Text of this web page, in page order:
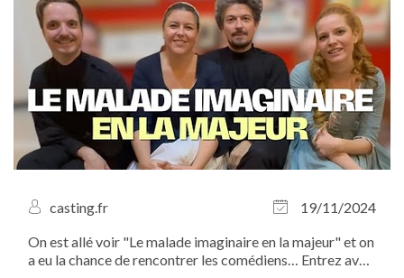
casting.fr
19/11/2024
On est allé voir "Le malade imaginaire en la majeur" et on
a eu la chance de rencontrer les comédiens… Entrez avec